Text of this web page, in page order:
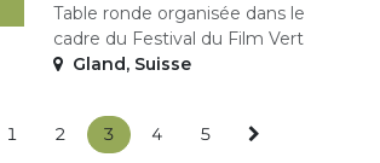
Table ronde organisée dans le
cadre du Festival du Film Vert
Gland, Suisse
1 2 3 4 5